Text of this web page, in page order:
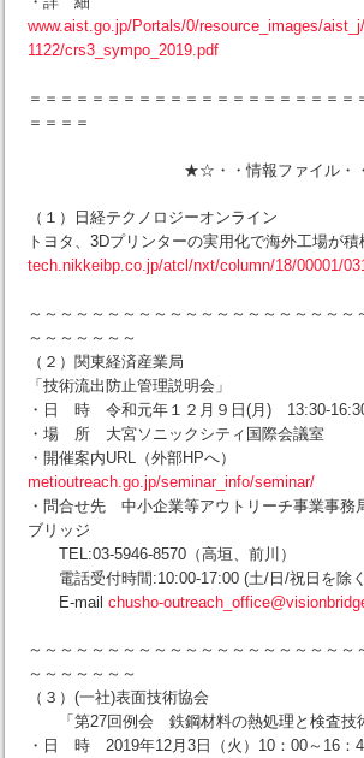
www.aist.go.jp/Portals/0/resource_images/
1122/crs3_sympo_2019.pdf
＝＝＝＝＝＝＝＝＝＝＝＝＝＝＝＝＝＝＝＝＝
＝＝＝＝
★☆・・情報ファイル・
（１）日経テクノロジーオンライン
トヨタ、3Dプリンターの実用化で海外工場が積
tech.nikkeibp.co.jp/atcl/nxt/column/18/00001/
～～～～～～～～～～～～～～～～～～～～～
～～～～～～～
（２）関東経済産業局
「技術流出防止管理説明会」
・日 時 令和元年１２月９日(月) 13:30-
・場 所 大宮ソニックシティ国際会議室
・開催案内URL（外部HPへ）
metioutreach.go.jp/seminar_info/seminar/
・問合せ先 中小企業等アウトリーチ事業事
ブリッジ
TEL:03-5946-8570（高垣、前川）
電話受付時間:10:00-17:00 (土/日/祝日を除く
E-mail chusho-
～～～～～～～～～～～～～～～～～～～～～
～～～～～～～
（３）(一社)表面技術協会
「第27回例会 鉄鋼材料の熱処理と検査技
・日 時 2019年12月3日（火）10：00～16：